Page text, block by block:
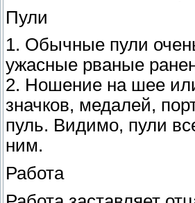
Пули
1. Обычные пули
ужасные рваные
2. Hошение на шее
значков, медалей,
пуль. Видимо, пули
ним.
Работа